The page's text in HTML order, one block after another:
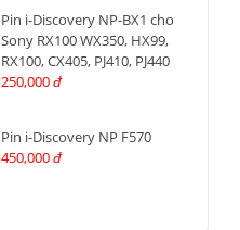
Pin i-Discovery NP-BX1 cho
Sony RX100 WX350, HX99,
RX100, CX405, PJ410, PJ440
250,000 đ
Pin i-Discovery NP F570
450,000 đ